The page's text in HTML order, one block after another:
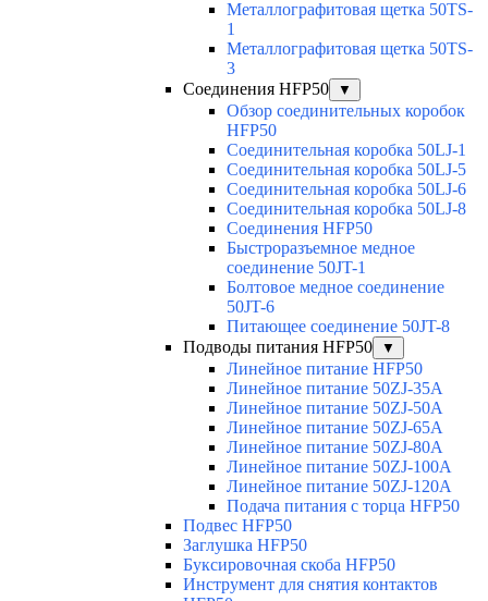
Металлографитовая щетка 50TS-
1
Металлографитовая щетка 50TS-
3
Соединения HFP50
▼
Обзор соединительных коробок
HFP50
Соединительная коробка 50LJ-1
Соединительная коробка 50LJ-5
Соединительная коробка 50LJ-6
Соединительная коробка 50LJ-8
Соединения HFP50
Быстроразъемное медное
соединение 50JT-1
Болтовое медное соединение
50JT-6
Питающее соединение 50JT-8
Подводы питания HFP50
▼
Линейное питание HFP50
Линейное питание 50ZJ-35A
Линейное питание 50ZJ-50A
Линейное питание 50ZJ-65A
Линейное питание 50ZJ-80A
Линейное питание 50ZJ-100A
Линейное питание 50ZJ-120A
Подача питания с торца HFP50
Подвес HFP50
Заглушка HFP50
Буксировочная скоба HFP50
Инструмент для снятия контактов